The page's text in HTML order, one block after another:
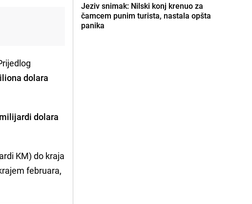
dolara
dolara
KM) do kraja
februara,
Jeziv snimak: Nilski konj krenuo za
čamcem punim turista, nastala opšta
panika